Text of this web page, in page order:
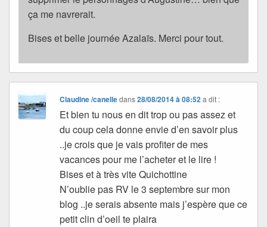
ça me navrerait.
Bises et belle journée Azalaïs. Merci pour tout.
Claudine /canelledans28/08/2014 à 08:52 a dit :
Et bien tu nous en dit trop ou pas assez et
du coup cela donne envie d’en savoir plus
..je crois que je vais profiter de mes
vacances pour me l’acheter et le lire !
Bises et à très vite Quichottine
N’oublie pas RV le 3 septembre sur mon
blog ..je serais absente mais j’espère que ce
petit clin d’oeil te plaira